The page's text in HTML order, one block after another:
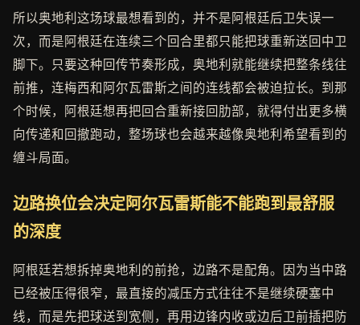
所以奥地利这场球最想看到的，并不是阿根廷后卫失误一
次，而是阿根廷在连续三个回合里都只能把球重新送回中卫
脚下。只要这种回传节奏形成，奥地利就能继续把整条线往
前推，连梅西和阿尔瓦雷斯之间的连线都会被迫拉长。到那
个时候，阿根廷想再把回合重新接回肋部，就得付出更多横
向传递和回撤跑动，整场球也会越来越像奥地利希望看到的
缠斗局面。
边路换位会决定阿尔瓦雷斯能不能跑到最舒服
的深度
阿根廷若想拆掉奥地利的前抢，边路不是配角。因为当中路
已经被压得很窄，最直接的减压方式往往不是继续硬塞中
线，而是先把球送到宽侧，再用边锋内收或边后卫前插把防